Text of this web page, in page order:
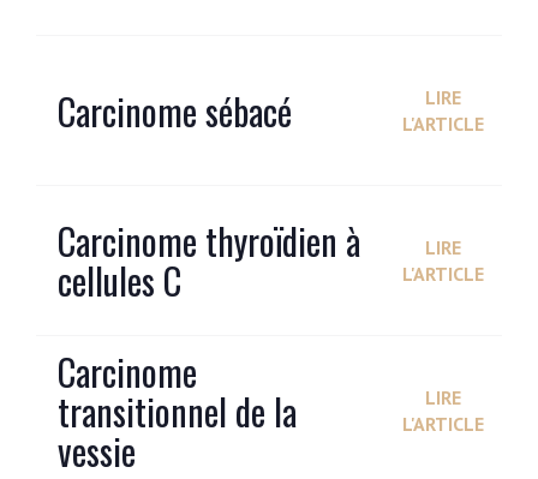
Carcinome sébacé
LIRE
L'ARTICLE
Carcinome thyroïdien à
cellules C
LIRE
L'ARTICLE
Carcinome
transitionnel de la
vessie
LIRE
L'ARTICLE